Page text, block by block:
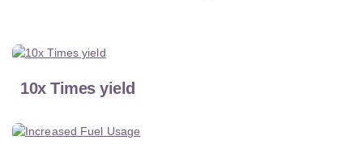
10x Times yield